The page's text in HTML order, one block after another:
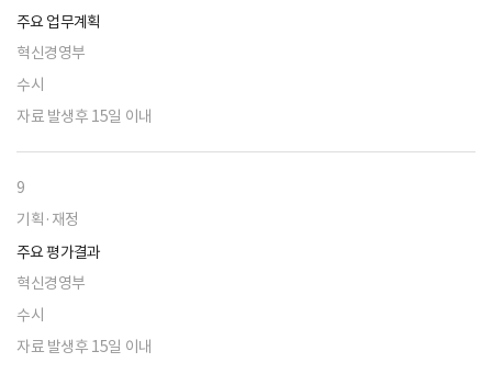
주요 업무계획
혁신경영부
수시
자료 발생후 15일 이내
9
기획·재정
주요 평가결과
혁신경영부
수시
자료 발생후 15일 이내